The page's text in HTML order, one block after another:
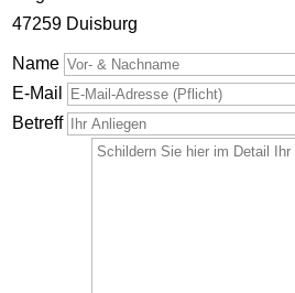
47259 Duisburg
Name
E-Mail
Betreff